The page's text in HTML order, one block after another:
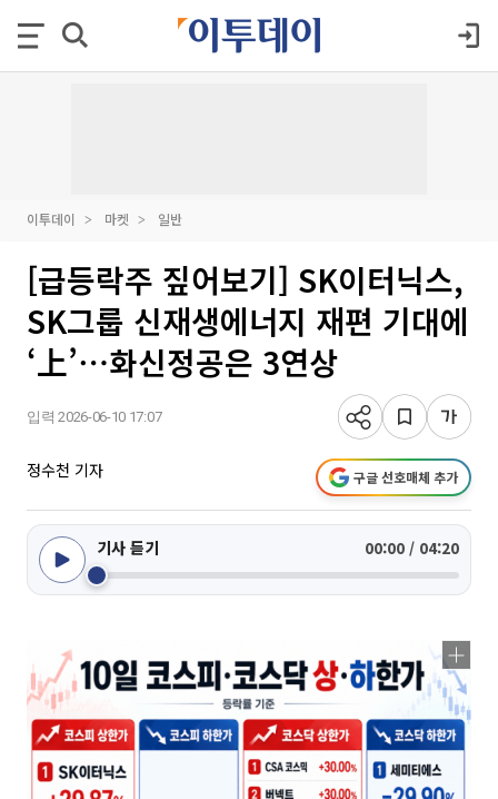
이투데이 마켓 일반
[급등락주 짚어보기] SK이터닉스,
SK그룹 신재생에너지 재편 기대에
‘上’⋯화신정공은 3연상
입력 2026-06-10 17:07
정수천 기자 구글 선호매체 추가
기사 듣기 00:00 / 04:20